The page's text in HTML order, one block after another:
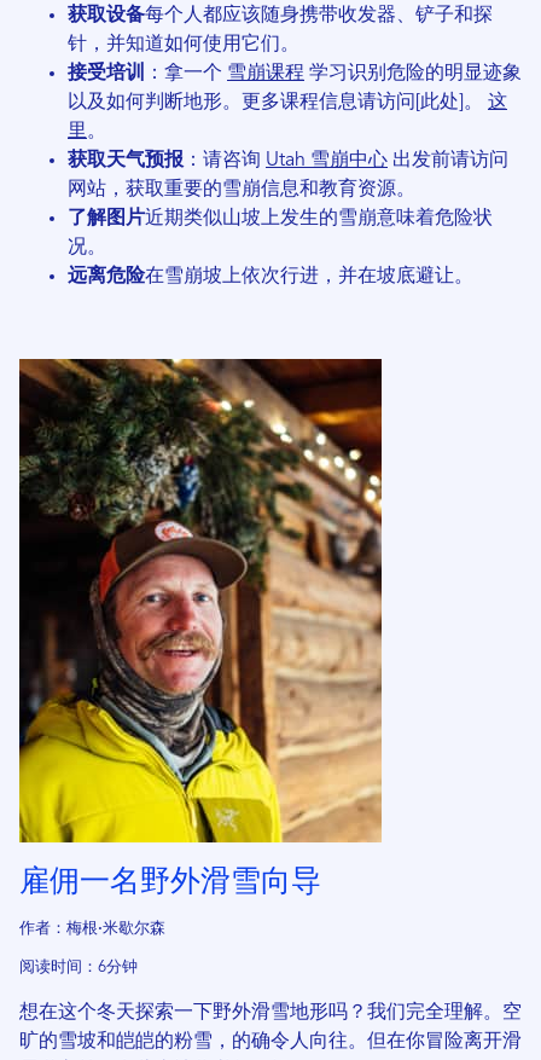
获取设备每个人都应该随身携带收发器、铲子和探
针，并知道如何使用它们。
接受培训
：拿一个 雪崩课程 学习识别危险的明显迹象
以及如何判断地形。更多课程信息请访问[此处]。 这
里。
获取天气预报 ：请咨询 Utah 雪崩中心 出发前请访问
网站，获取重要的雪崩信息和教育资源。
了解图片近期类似山坡上发生的雪崩意味着危险状
况。
远离危险在雪崩坡上依次行进，并在坡底避让。
雇佣一名野外滑雪向导
作者：梅根·米歇尔森
阅读时间：6分钟
想在这个冬天探索一下野外滑雪地形吗？我们完全理解。空
旷的雪坡和皑皑的粉雪，的确令人向往。但在你冒险离开滑